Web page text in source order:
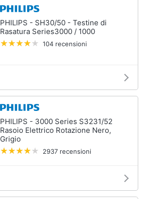
PHILIPS - SH30/50 - Testine di
Rasatura Series3000 / 1000
104 recensioni
PHILIPS - 3000 Series S3231/52
Rasoio Elettrico Rotazione Nero,
Grigio
2937 recensioni